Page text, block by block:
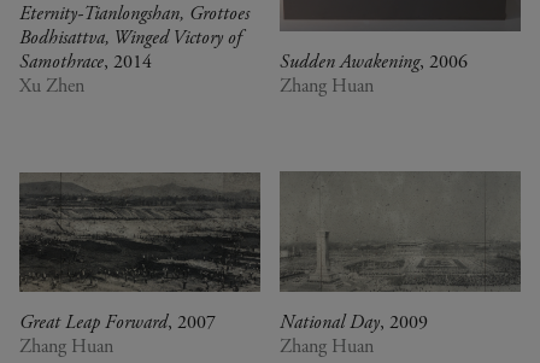
Eternity-Tianlongshan, Grottoes
Bodhisattva, Winged Victory of
Samothrace, 2014
Xu Zhen
Sudden Awakening, 2006
Zhang Huan
Great Leap Forward, 2007
Zhang Huan
National Day, 2009
Zhang Huan